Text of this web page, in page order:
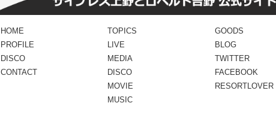
HOME
PROFILE
DISCO
CONTACT
TOPICS
LIVE
MEDIA
DISCO
MOVIE
MUSIC
GOODS
BLOG
TWITTER
FACEBOOK
RESORTLOVER